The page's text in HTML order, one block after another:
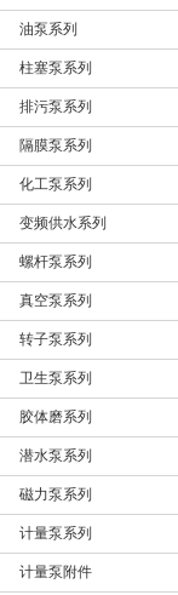
油泵系列
柱塞泵系列
排污泵系列
隔膜泵系列
化工泵系列
变频供水系列
螺杆泵系列
真空泵系列
转子泵系列
卫生泵系列
胶体磨系列
潜水泵系列
磁力泵系列
计量泵系列
计量泵附件